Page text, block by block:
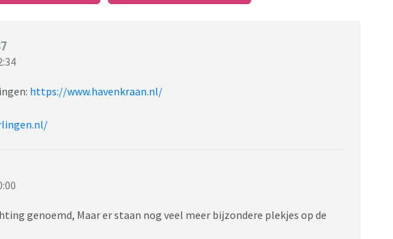
https://www.havenkraan.nl/
genoemd, Maar er staan nog veel meer bijzondere plekjes op de